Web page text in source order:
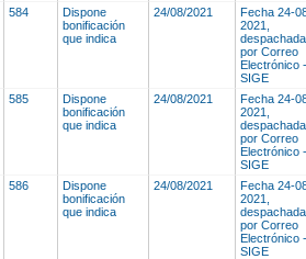
584
Dispone
bonificación
que indica
24/08/2021
Fecha 24-
2021,
despachada
por Correo
Electrónico -
SIGE
585
Dispone
bonificación
que indica
24/08/2021
Fecha 24-
2021,
despachada
por Correo
Electrónico -
SIGE
586
Dispone
bonificación
que indica
24/08/2021
Fecha 24-
2021,
despachada
por Correo
Electrónico -
SIGE